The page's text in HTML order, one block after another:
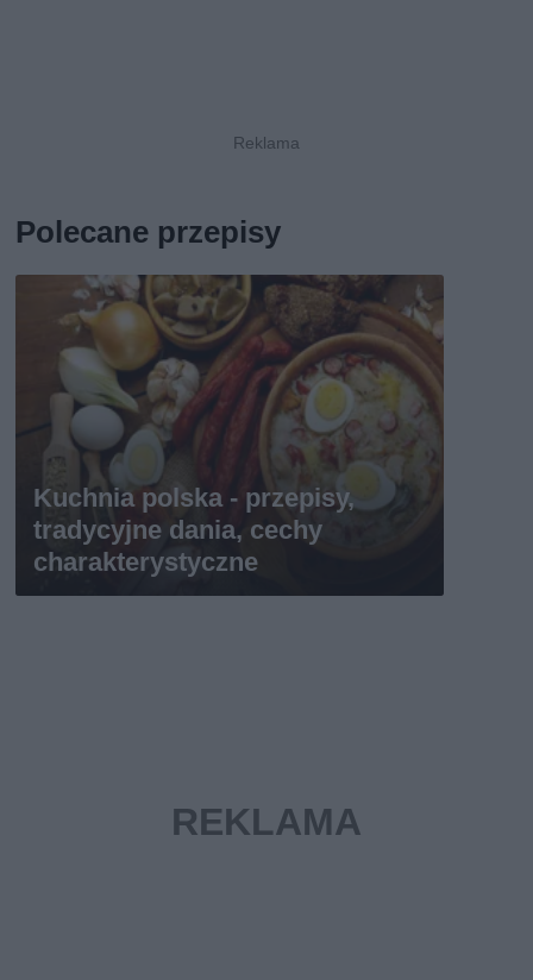
Polecane przepisy
Kuchnia polska - przepisy,
tradycyjne dania, cechy
charakterystyczne